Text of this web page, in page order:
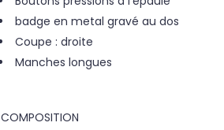
badge en metal gravé au dos
Coupe : droite
Manches longues
COMPOSITION